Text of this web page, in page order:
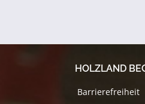
HOLZLAND
Barrierefreiheit